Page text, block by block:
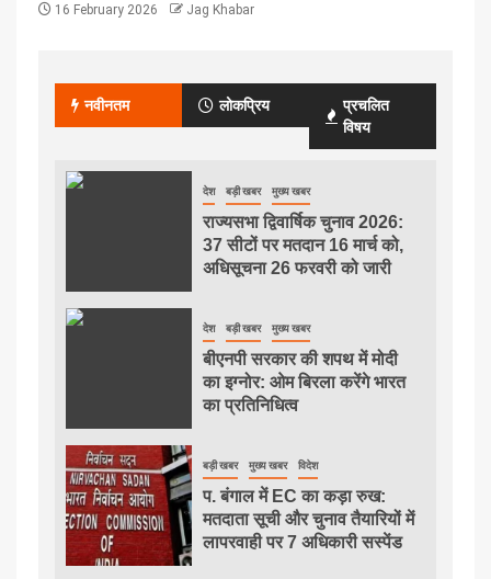
16 February 2026 Jag Khabar
नवीनतम लोकप्रिय
प्रचलित
विषय
देश बड़ी खबर मुख्य खबर
राज्यसभा द्विवार्षिक चुनाव 2026:
37 सीटों पर मतदान 16 मार्च को,
अधिसूचना 26 फरवरी को जारी
देश बड़ी खबर मुख्य खबर
बीएनपी सरकार की शपथ में मोदी
का इग्नोर: ओम बिरला करेंगे भारत
का प्रतिनिधित्व
बड़ी खबर मुख्य खबर विदेश
प. बंगाल में EC का कड़ा रुख:
मतदाता सूची और चुनाव तैयारियों में
लापरवाही पर 7 अधिकारी सस्पेंड